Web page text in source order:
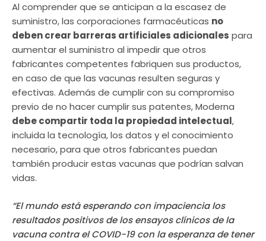
Al comprender que se anticipan a la escasez de
suministro, las corporaciones farmacéuticas no
deben crear barreras artificiales adicionales para
aumentar el suministro al impedir que otros
fabricantes competentes fabriquen sus productos,
en caso de que las vacunas resulten seguras y
efectivas. Además de cumplir con su compromiso
previo de no hacer cumplir sus patentes, Moderna
debe compartir toda la propiedad intelectual,
incluida la tecnología, los datos y el conocimiento
necesario, para que otros fabricantes puedan
también producir estas vacunas que podrían salvan
vidas.
“El mundo está esperando con impaciencia los
resultados positivos de los ensayos clínicos de la
vacuna contra el COVID-19 con la esperanza de tener